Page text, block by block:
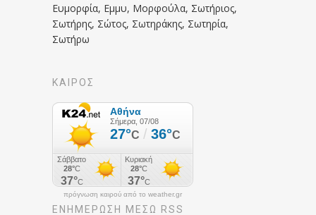
Ευμορφία, Εμμυ, Μορφούλα, Σωτήριος,
Σωτήρης, Σώτος, Σωτηράκης, Σωτηρία,
Σωτήρω
ΚΑΙΡΟΣ
πρόγνωση καιρού από το weather.gr
ΕΝΗΜΈΡΩΣΉ ΜΕΣΩ RSS